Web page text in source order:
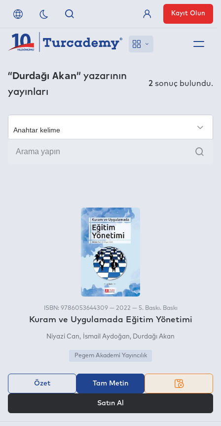
Referanslarımız
Uzaktan Erişim
Nasıl Erişirim
Üye Girişi
Kayıt Olun
“Durdağı Akan” yazarının
yayınları
2 sonuç bulundu.
Ara
ISBN: 9786053644309 — 2022 — 5. Baskı. Baskı
Kuram ve Uygulamada Eğitim Yönetimi
Niyazi Can İsmail Aydoğan Durdağı Akan
Pegem Akademi Yayıncılık
Özet Tam Metin
Satın Al